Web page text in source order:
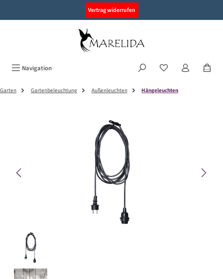
Vertrag widerrufen
Navigation
Garten Gartenbeleuchtung Außenleuchten Hängeleuchten